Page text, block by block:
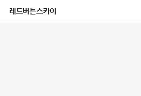
레드버튼스카이